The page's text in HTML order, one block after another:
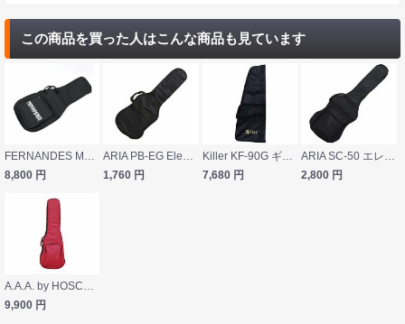
この商品を買った人はこんな商品も見ています
8,800 円
1,760 円
Killer KF-90G ギター用ソフトケース
7,680 円
2,800 円
9,900 円